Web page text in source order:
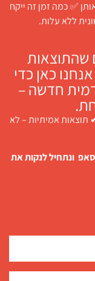
✅ כמה זמן זה ייקח
ללא עלות.
שהתוצאות
כאן כדי
חדשה –
אמיתיות – לא
ונתחיל לנקות את